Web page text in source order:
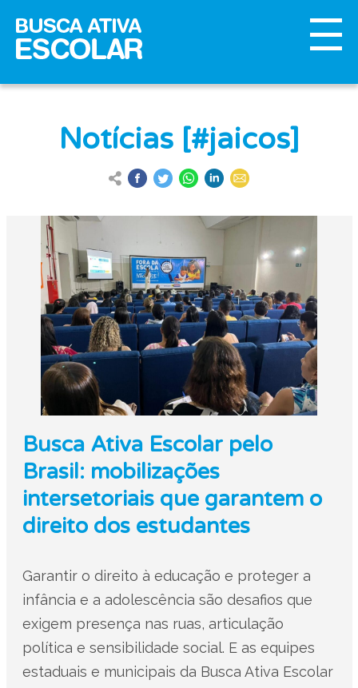
Notícias [#jaicos]
Busca Ativa Escolar pelo
Brasil: mobilizações
intersetoriais que garantem o
direito dos estudantes
Garantir o direito à educação e proteger a
infância e a adolescência são desafios que
exigem presença nas ruas, articulação
política e sensibilidade social. E as equipes
estaduais e municipais da Busca Ativa Escolar